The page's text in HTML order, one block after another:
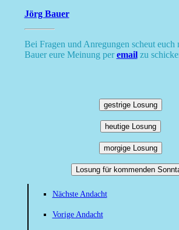
Jörg Bauer
Bei Fragen und Anregungen scheut euch
Bauer eure Meinung peremailzu
gestrige Losung
heutige Losung
morgige Losung
Losung für kommenden
Nächste Andacht
Vorige Andacht